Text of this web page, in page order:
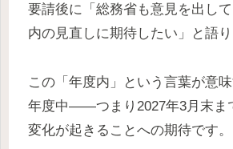
要請後に「総務省も意見を出し
内の見直しに期待したい」と語り
この「年度内」という言葉が意
年度中——つまり2027年3月末ま
変化が起きることへの期待です。